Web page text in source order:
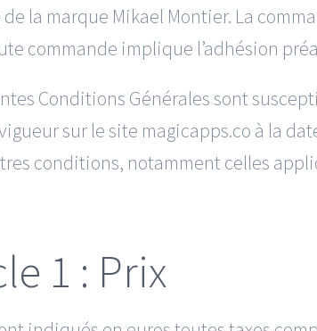
la marque Mikael Montier. La
commande implique l’adhésion
Conditions Générales sont
sur le site magicapps.co à la
conditions, notamment celles
1 : Prix